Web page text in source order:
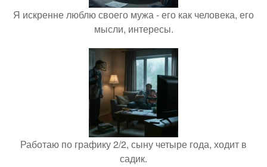
Я искренне люблю своего мужа - его как человека, его
мысли, интересы.
Работаю по графику 2/2, сыну четыре года, ходит в
садик.